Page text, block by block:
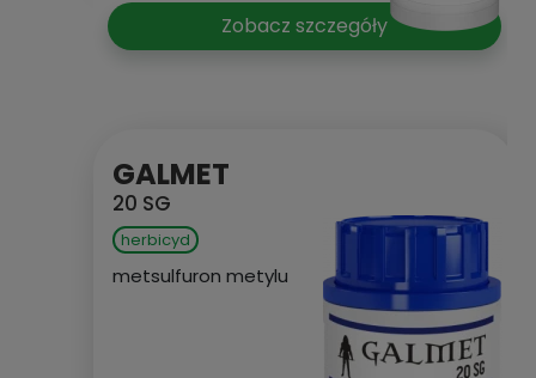
Zobacz szczegóły
GALMET
20 SG
herbicyd
metsulfuron metylu